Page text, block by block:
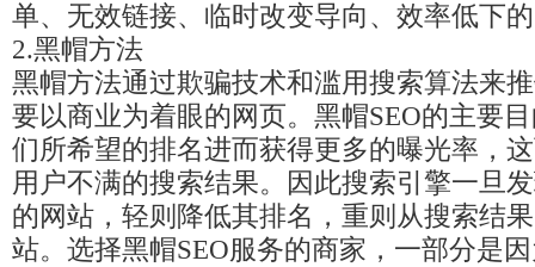
单、无效链接、临时改变导向、效率低下
2.黑帽方法
黑帽方法通过欺骗技术和滥用搜索算法来
要以商业为着眼的网页。黑帽SEO的主要
们所希望的排名进而获得更多的曝光率，
用户不满的搜索结果。因此搜索引擎一旦
的网站，轻则降低其排名，重则从搜索结
站。选择黑帽SEO服务的商家，一部分是